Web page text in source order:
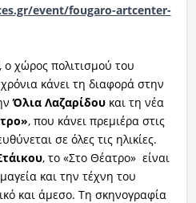
event/fougaro-artcenter-
ο χώρος πολιτισμού του
κάνει τη διαφορά στην
ΌλιαΛαζαρίδουκαι τη νέα
, που κάνει πρεμιέρα στις
σε όλες τις ηλικίες.
, το «Στο Θέατρο» είναι
και την τέχνη του
και άμεσο. Τη σκηνογραφία